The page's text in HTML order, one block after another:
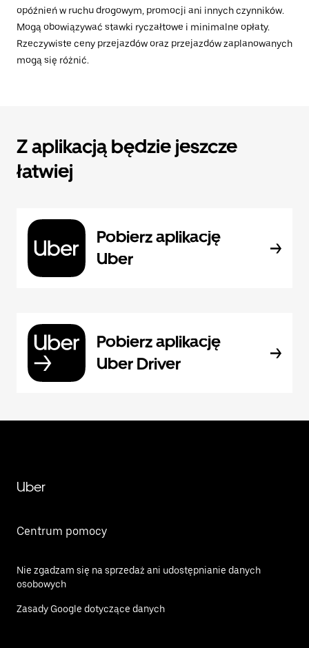
opóźnień w ruchu drogowym, promocji ani innych czynników.
Mogą obowiązywać stawki ryczałtowe i minimalne opłaty.
Rzeczywiste ceny przejazdów oraz przejazdów zaplanowanych
mogą się różnić.
Z aplikacją będzie jeszcze
łatwiej
Pobierz aplikację
Uber
Pobierz aplikację
Uber Driver
Uber
Centrum pomocy
Nie zgadzam się na sprzedaż ani udostępnianie danych
osobowych
Zasady Google dotyczące danych